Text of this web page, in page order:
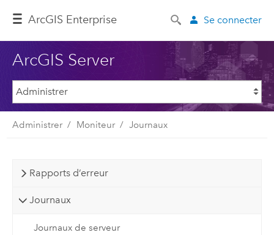
ArcGIS Enterprise Se connecter
ArcGIS Server
Administrer Moniteur Journaux
Rapports d’erreur
Journaux
Journaux de serveur